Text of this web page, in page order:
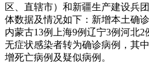
区、直辖市）和新疆生产建设兵
体数据及情况如下：新增本土确
内蒙古13例上海9例辽宁3例河北
无症状感染者转为确诊病例，其
增死亡病例及疑似病例。